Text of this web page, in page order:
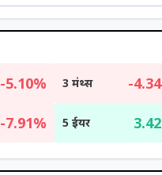
-5.10% 3 मंथ्स -
-7.91% 5 ईयर